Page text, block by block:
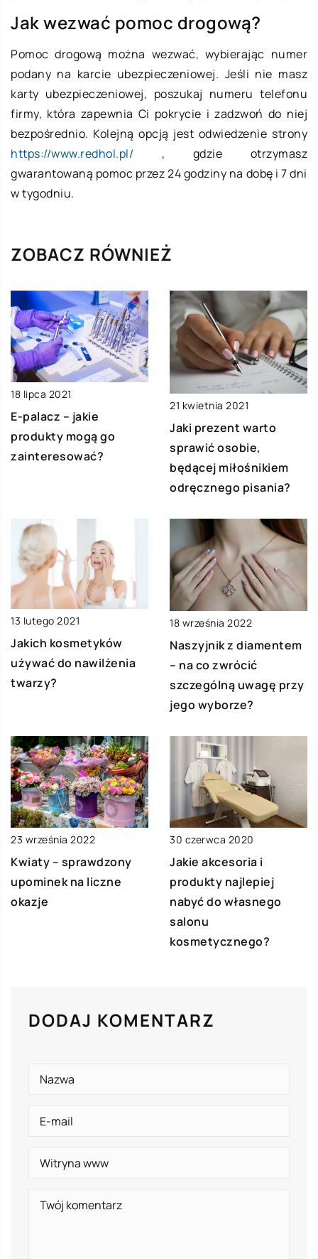
Jak wezwać pomoc drogową?
Pomoc drogową można wezwać, wybierając numer
podany na karcie ubezpieczeniowej. Jeśli nie masz
karty ubezpieczeniowej, poszukaj numeru telefonu
firmy, która zapewnia Ci pokrycie i zadzwoń do niej
bezpośrednio. Kolejną opcją jest odwiedzenie strony
https://www.redhol.pl/ , gdzie otrzymasz
gwarantowaną pomoc przez 24 godziny na dobę i 7 dni
w tygodniu.
ZOBACZ RÓWNIEŻ
18 lipca 2021
E-palacz – jakie
produkty mogą go
zainteresować?
21 kwietnia 2021
Jaki prezent warto
sprawić osobie,
będącej miłośnikiem
odręcznego pisania?
13 lutego 2021
Jakich kosmetyków
używać do nawilżenia
twarzy?
18 września 2022
Naszyjnik z diamentem
– na co zwrócić
szczególną uwagę przy
jego wyborze?
23 września 2022
Kwiaty – sprawdzony
upominek na liczne
okazje
30 czerwca 2020
Jakie akcesoria i
produkty najlepiej
nabyć do własnego
salonu
kosmetycznego?
DODAJ KOMENTARZ